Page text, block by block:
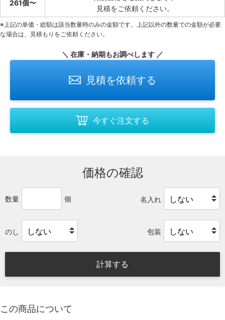
261個〜
見積をご依頼ください。
※上記の単価・総額は該当数量時のみの金額です。上記以外の数量での金額が必要
な場合は、見積もりをご依頼ください。
＼ 在庫・納期もお調べします ／
見積を依頼する
今すぐ注文する
価格の確認
数量 個 名入れ
のし 包装
計算する
この商品について